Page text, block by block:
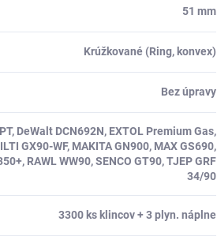
51 mm
Krúžkované (Ring, konvex)
Bez úpravy
DeWalt DCN692N, EXTOL Premium Gas,
GX90-WF, MAKITA GN900, MAX GS690,
RAWL WW90, SENCO GT90, TJEP GRF
34/90
3300 ks klincov + 3 plyn. náplne